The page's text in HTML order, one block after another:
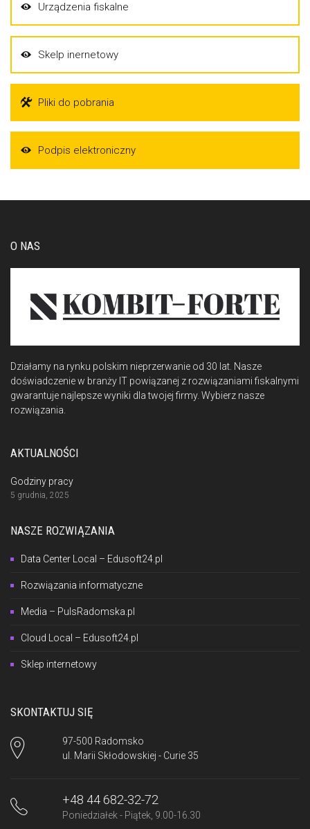
Urządzenia fiskalne
Skelp inernetowy
Pliki do pobrania
Podpis elektroniczny
O NAS
Działamy na rynku polskim nieprzerwanie od 30 lat. Nasze
doświadczenie w branży IT powiązanej z rozwiązaniami fiskalnymi
gwarantuje najlepsze wyniki dla twojej firmy. Wybierz nasze
rozwiązania.
AKTUALNOŚCI
Godziny pracy
5 grudnia, 2025
NASZE ROZWIĄZANIA
Data Center Local – Edusoft24.pl
Rozwiązania informatyczne
Media – PulsRadomska.pl
Cloud Local – Edusoft24.pl
Sklep internetowy
SKONTAKTUJ SIĘ
97-500 Radomsko
ul. Marii Skłodowskiej - Curie 35
+48 44 682-32-72
Poniedziałek - Piątek, 9.00-16.30